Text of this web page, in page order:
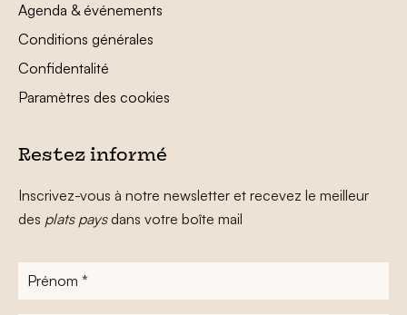
Agenda & événements
Conditions générales
Confidentalité
Paramètres des cookies
Restez informé
Inscrivez-vous à notre newsletter et recevez le meilleur
des plats paysdans votre boîte mail
Prénom